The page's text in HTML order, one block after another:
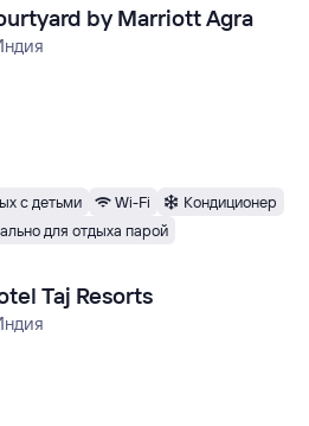
by Marriott Agra
с детьми Wi-Fi
Кондиционер
для отдыха парой
Taj Resorts